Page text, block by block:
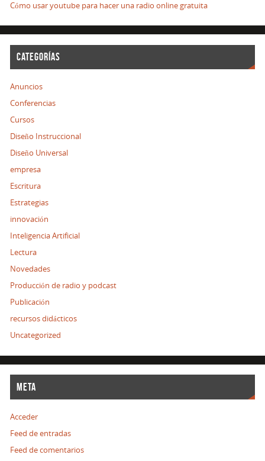
Cómo usar youtube para hacer una radio online gratuita
CATEGORÍAS
Anuncios
Conferencias
Cursos
Diseño Instruccional
Diseño Universal
empresa
Escritura
Estrategias
innovación
Inteligencia Artificial
Lectura
Novedades
Producción de radio y podcast
Publicación
recursos didácticos
Uncategorized
META
Acceder
Feed de entradas
Feed de comentarios